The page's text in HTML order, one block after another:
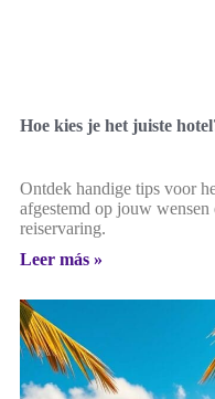
Hoe kies je het juiste
Ontdek handige tips voor
afgestemd op jouw
reiservaring.
Leer más »